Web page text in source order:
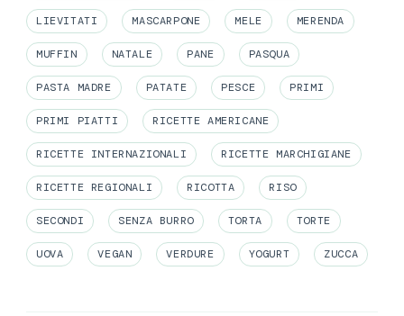
LIEVITATI MASCARPONE MELE MERENDA
MUFFIN NATALE PANE PASQUA
PASTA MADRE PATATE PESCE PRIMI
PRIMI PIATTI RICETTE AMERICANE
RICETTE INTERNAZIONALI RICETTE MARCHIGIANE
RICETTE REGIONALI RICOTTA RISO
SECONDI SENZA BURRO TORTA TORTE
UOVA VEGAN VERDURE YOGURT ZUCCA